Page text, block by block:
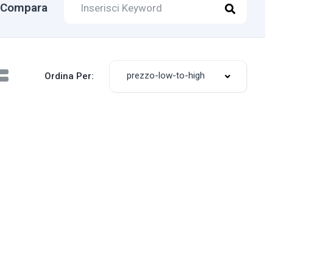
Compara
Ordina Per: prezzo-low-to-high